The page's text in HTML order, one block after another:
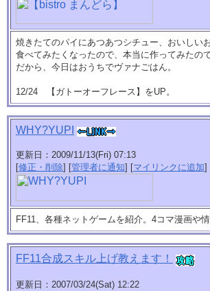
焼きたてのパイにあつあつシチュー、おいしい
食べてみたくなったので、本当に作ってみたので
だから、今日はおうちでヴァナごはん。
12/24 【ガトーオーフレース】をUP。
WHY?YUPI
更新日：2009/11/13(Fri) 07:13
[修正・削除] [管理者に通知] [マイリンクに追加]
FF11、各種ネットゲームを紹介。4コマ漫画や
FF11合成スキル上げ教えます！
更新日：2007/03/24(Sat) 12:22